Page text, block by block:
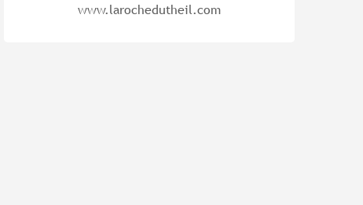
www.larochedutheil.com